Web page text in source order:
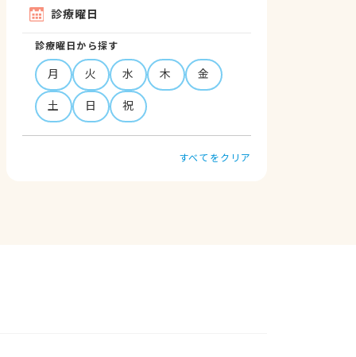
診療曜日
診療曜日から探す
月 火 水 木
金
土
日 祝
すべてをクリア